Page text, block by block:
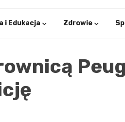
i Edukacja Zdrowie